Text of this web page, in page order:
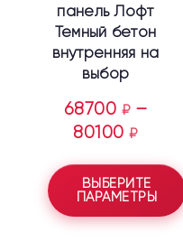
панель Лофт
Темный бетон
внутренняя на
выбор
68700 ₽ –
80100₽
ВЫБЕРИТЕ
ПАРАМЕТРЫ